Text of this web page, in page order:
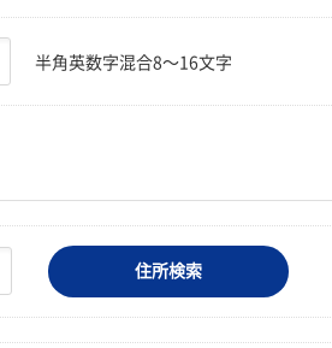
半角英数字混合8〜16文字
住所検索